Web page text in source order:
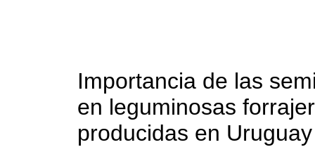
Importancia de las
en leguminosas
producidas en Uruguay